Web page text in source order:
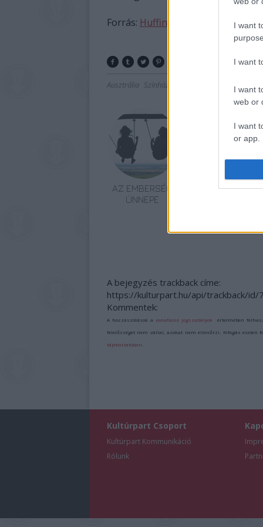
I want
I want
I want
web or
I want
or app.
I want
I want
Forrás: Huffington Post
Ausztrália Színház
AZ EMBERSÉG
ÜNNEPE
VECSEI H.
A bejegyzés trackback címe:
https://kulturpart.hu/api/trackback/id/
Kommentek:
A hozzászólások avonatkozó jogszabályok értelmében
felelősséget nem vállal, azokat nem ellenőrzi. Kifogás esetén
tájékoztatóban
Kultúrpart Csoport
Kultúrpart Kommunikáció
Rólunk